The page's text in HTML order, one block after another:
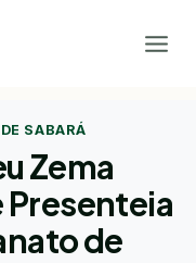
SABARÁ
Zema
Presenteia
de